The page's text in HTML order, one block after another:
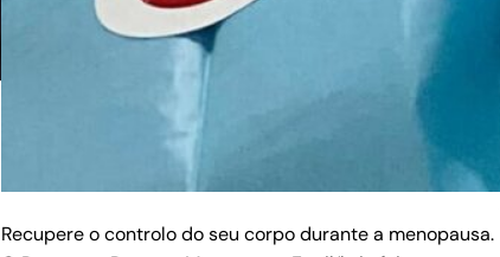
Recupere o controlo do seu corpo durante a menopausa.